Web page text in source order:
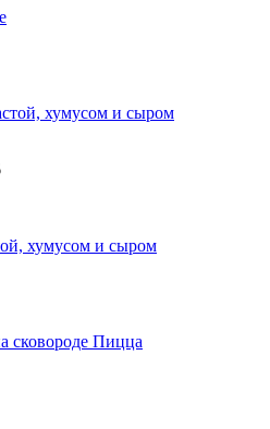
хумусом и сыром
Пицца